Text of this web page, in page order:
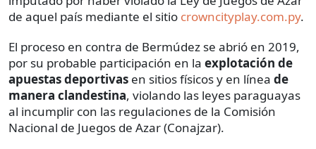
de aquel país mediante el sitio crowncityplay.com.py.
El proceso en contra de Bermúdez se abrió en 2019,
por su probable participación en la explotación de
apuestas deportivas en sitios físicos y en línea de
manera clandestina, violando las leyes paraguayas
al incumplir con las regulaciones de la Comisión
Nacional de Juegos de Azar (Conajzar).